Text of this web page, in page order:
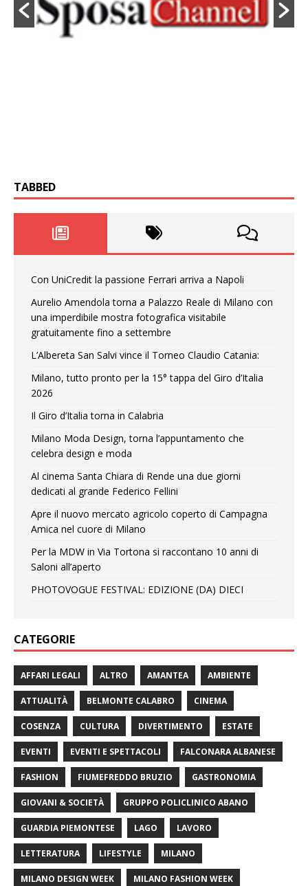
TABBED
Con UniCredit la passione Ferrari arriva a Napoli
Aurelio Amendola torna a Palazzo Reale di Milano con
una imperdibile mostra fotografica visitabile
gratuitamente fino a settembre
L’Albereta San Salvi vince il Torneo Claudio Catania:
Milano, tutto pronto per la 15° tappa del Giro d’Italia
2026
Il Giro d’Italia torna in Calabria
Milano Moda Design, torna l’appuntamento che
celebra design e moda
Al cinema Santa Chiara di Rende una due giorni
dedicati al grande Federico Fellini
Apre il nuovo mercato agricolo coperto di Campagna
Amica nel cuore di Milano
Per la MDW in Via Tortona si raccontano 10 anni di
Saloni all’aperto
PHOTOVOGUE FESTIVAL: EDIZIONE (DA) DIECI
CATEGORIE
AFFARI LEGALI ALTRO AMANTEA AMBIENTE
ATTUALITÀ BELMONTE CALABRO CINEMA
COSENZA CULTURA DIVERTIMENTO ESTATE
EVENTI EVENTI E SPETTACOLI FALCONARA ALBANESE
FASHION FIUMEFREDDO BRUZIO GASTRONOMIA
GIOVANI & SOCIETÀ GRUPPO POLICLINICO ABANO
GUARDIA PIEMONTESE LAGO LAVORO
LETTERATURA LIFESTYLE MILANO
MILANO DESIGN WEEK MILANO FASHION WEEK